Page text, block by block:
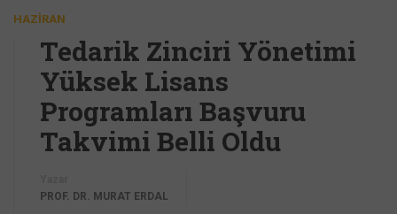
HAZIRAN
Tedarik Zinciri Yönetimi
Yüksek Lisans
Programları Başvuru
Takvimi Belli Oldu
PROF. DR. MURAT ERDAL